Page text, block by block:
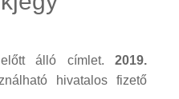
álló címlet. 2019.
hivatalos fizető